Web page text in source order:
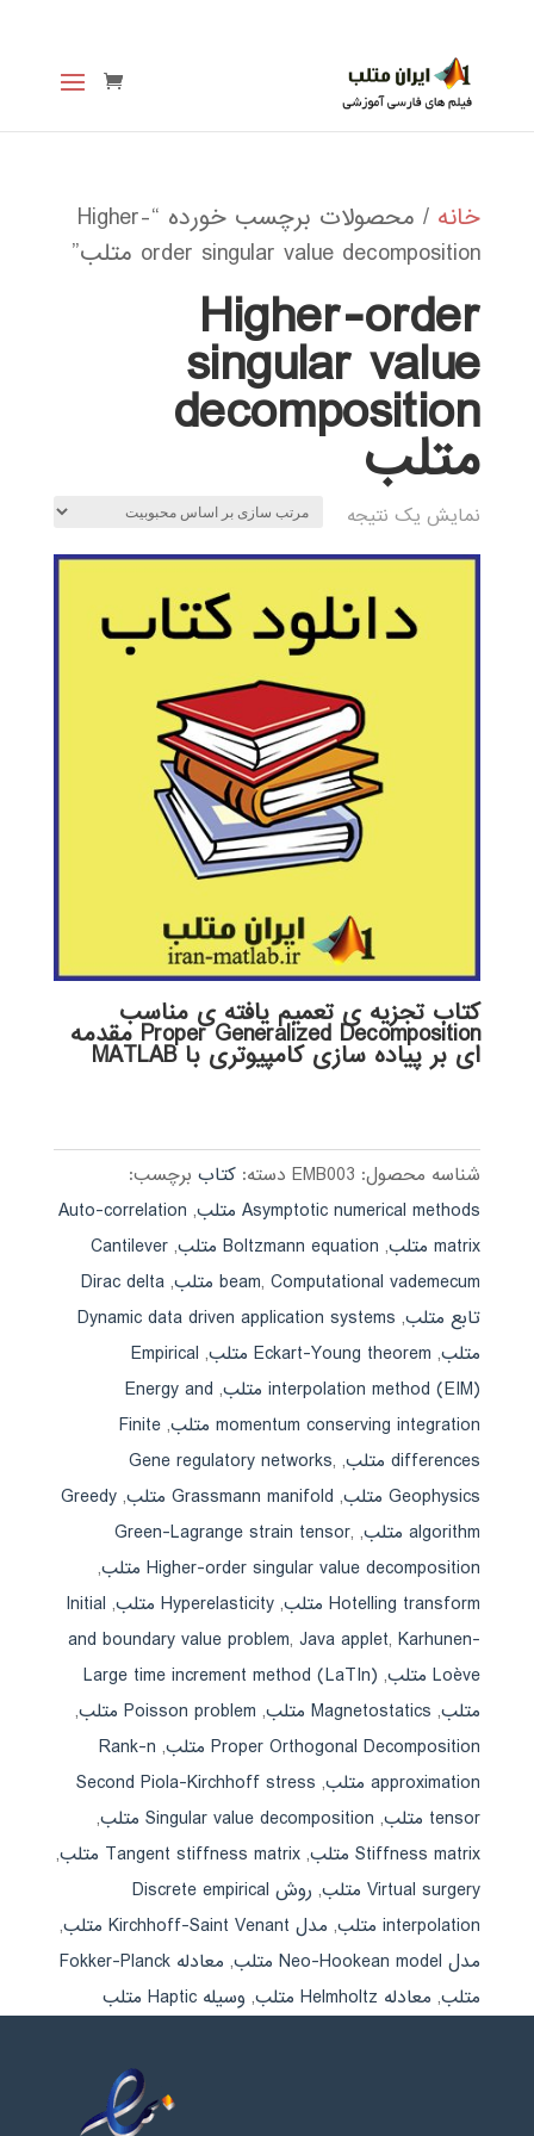
خانه
/ محصولات برچسب خورده “Higher-
order singular value decomposition متلب”
Higher-order
singular value
decomposition
متلب
نمایش یک نتیجه
کتاب تجزیه ی تعمیم یافته ی مناسب
Proper Generalized Decomposition مقدمه
ای بر پیاده سازی کامپیوتری با MATLAB
شناسه محصول: EMB003 دسته: کتاب برچسب:
Asymptotic numerical methods متلب
,
Auto-correlation
matrix متلب
, Boltzmann equation متلب ,
Cantilever
beam,Computational vademecum متلب ,
Dirac delta
تابع متلب,
Dynamic data driven application systems
متلب, Eckart-Young theorem متلب ,
Empirical
interpolation method (EIM) متلب
,
Energy and
momentum conserving integration متلب
,
Finite
differences متلب
,
Gene regulatory networks,
Geophysics متلب
, Grassmann manifold متلب ,
Greedy
algorithm متلب
,
Green-Lagrange strain tensor,
Higher-order singular value decomposition متلب
,
Hotelling transform متلب
, Hyperelasticity متلب ,
Initial
and boundary value problem,Java applet,Karhunen-
Loève متلب
,
Large time increment method (LaTIn)
متلب, Magnetostatics متلب , Poisson problem متلب
,
Proper Orthogonal Decomposition متلب
,
Rank-n
approximation متلب
,
Second Piola-Kirchhoff stress
tensor متلب
, Singular value decomposition متلب
,
Stiffness matrix متلب
, Tangent stiffness matrix متلب
,
Virtual surgery متلب
,
روش Discrete empirical
interpolation متلب
, مدل Kirchhoff-Saint Venant متلب
,
مدل Neo-Hookean model متلب
,
معادله Fokker-Planck
متلب, معادله Helmholtz متلب , وسیله Haptic متلب